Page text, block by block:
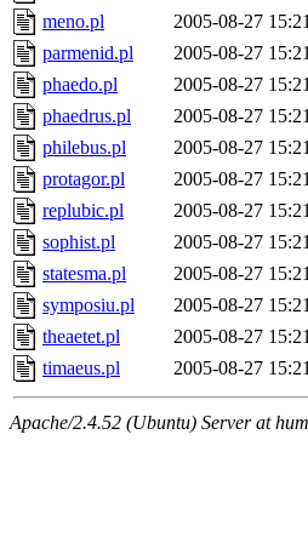
meno.pl
2005-08-27
parmenid.pl
2005-08-27
phaedo.pl
2005-08-27
phaedrus.pl
2005-08-27
philebus.pl
2005-08-27
protagor.pl
2005-08-27
replubic.pl
2005-08-27
sophist.pl
2005-08-27
statesma.pl
2005-08-27
symposiu.pl
2005-08-27
theaetet.pl
2005-08-27
timaeus.pl
2005-08-27
Apache/2.4.52 (Ubuntu) Server at